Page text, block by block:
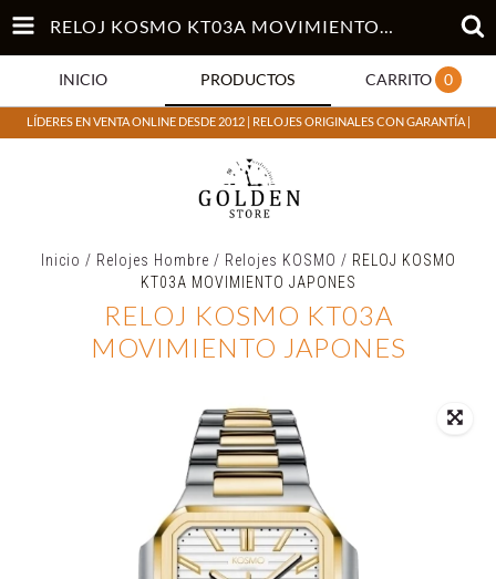
RELOJ KOSMO KT03A MOVIMIENTO JAPONES
INICIO PRODUCTOS CARRITO 0
LÍDERES EN VENTA ONLINE DESDE 2012 | RELOJES ORIGINALES CON GARANTÍA |
Inicio / Relojes Hombre / Relojes KOSMO / RELOJ KOSMO
KT03A MOVIMIENTO JAPONES
RELOJ KOSMO KT03A
MOVIMIENTO JAPONES